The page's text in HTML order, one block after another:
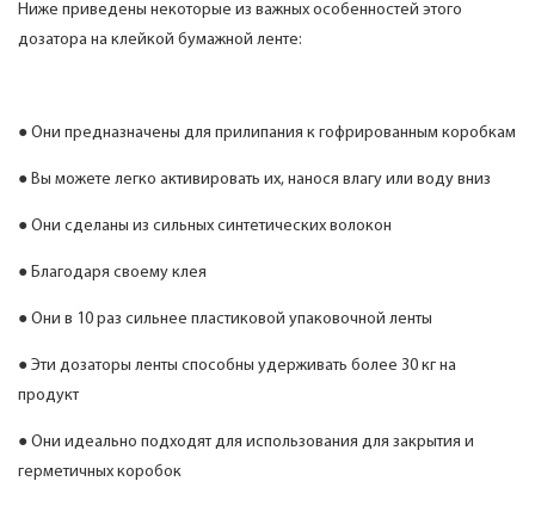
Ниже приведены некоторые из важных особенностей этого
дозатора на клейкой бумажной ленте:
● Они предназначены для прилипания к гофрированным коробкам
● Вы можете легко активировать их, нанося влагу или воду вниз
● Они сделаны из сильных синтетических волокон
● Благодаря своему клея
● Они в 10 раз сильнее пластиковой упаковочной ленты
● Эти дозаторы ленты способны удерживать более 30 кг на
продукт
● Они идеально подходят для использования для закрытия и
герметичных коробок